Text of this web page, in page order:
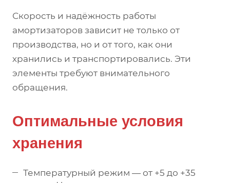
Скорость и надёжность работы
амортизаторов зависит не только от
производства, но и от того, как они
хранились и транспортировались. Эти
элементы требуют внимательного
обращения.
Оптимальные условия
хранения
Температурный режим — от +5 до +35